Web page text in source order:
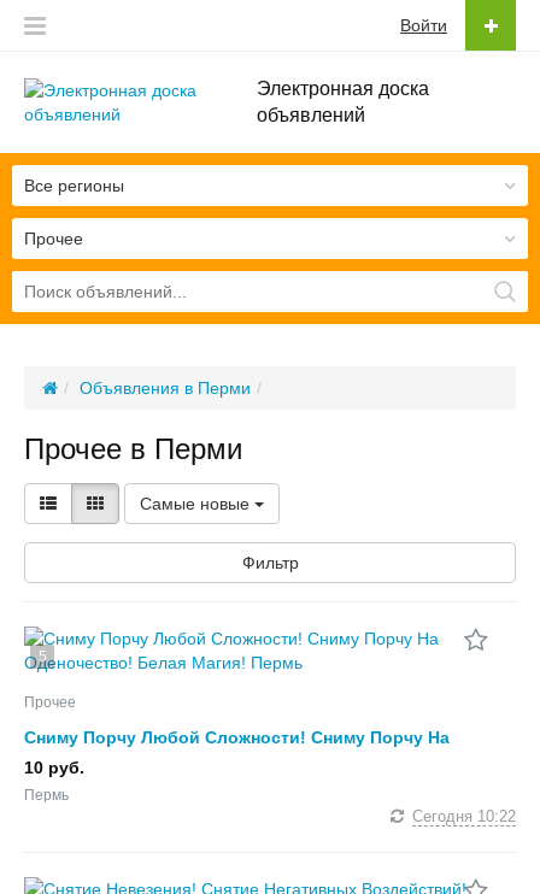
Электронная доска
объявлений
Войти
Прочее
Все регионы
Объявления в Перми
Прочее в Перми
Самые новые
Фильтр
5
Прочее
Сниму Порчу Любой Сложности! Сниму Порчу На
Оденочество! Белая Магия!
10 руб.
Пермь
Сегодня 10:22